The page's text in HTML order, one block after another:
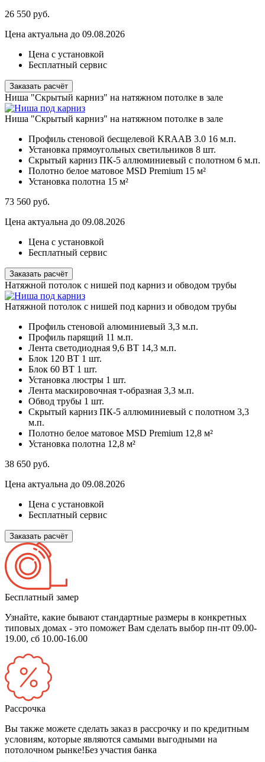
26 550 руб.
Цена актуальна до 09.08.2026
Цена с установкой
Бесплатный сервис
Заказать расчёт
Ниша "Скрытый карниз" на натяжном потолке в зале
Ниша "Скрытый карниз" на натяжном потолке в зале
Профиль стеновой бесщелевой KRAAB 3.0 16 м.п.
Установка прямоугольных светильников 8 шт.
Скрытый карниз ПК-5 аллюминиевый с полотном 6 м.п.
Полотно белое матовое MSD Premium 15 м²
Установка полотна 15 м²
73 560 руб.
Цена актуальна до 09.08.2026
Цена с установкой
Бесплатный сервис
Заказать расчёт
Натяжной потолок с нишей под карниз и обводом трубы
Натяжной потолок с нишей под карниз и обводом трубы
Профиль стеновой алюминиевый 3,3 м.п.
Профиль парящий 11 м.п.
Лента светодиодная 9,6 ВТ 14,3 м.п.
Блок 120 ВТ 1 шт.
Блок 60 ВТ 1 шт.
Установка люстры 1 шт.
Лента маскировочная т-образная 3,3 м.п.
Обвод трубы 1 шт.
Скрытый карниз ПК-5 аллюминиевый с полотном 3,3
м.п.
Полотно белое матовое MSD Premium 12,8 м²
Установка полотна 12,8 м²
38 650 руб.
Цена актуальна до 09.08.2026
Цена с установкой
Бесплатный сервис
Заказать расчёт
Бесплатный замер
Узнайте, какие бывают стандартные размеры в конкретных
типовых домах - это поможет Вам сделать выбор пн-пт 09.00-
19.00, сб 10.00-16.00
Рассрочка
Вы также можете сделать заказ в рассрочку и по кредитным
условиям, которые являются самыми выгодными на
потолочном рынке!Без участия банка